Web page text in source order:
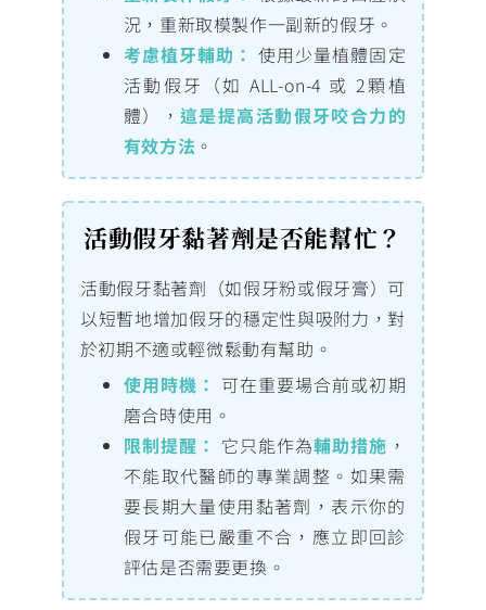
況，重新取模製作一副新的假牙。
考慮植牙輔助： 使用少量植體固定
活動假牙（如 ALL-on-4 或 2顆植
體），這是提高活動假牙咬合力的
有效方法 。
活動假牙黏著劑是否能幫忙？
活動假牙黏著劑（如假牙粉或假牙膏）可
以短暫地增加假牙的穩定性與吸附力，對
於初期不適或輕微鬆動有幫助。
使用時機： 可在重要場合前或初期
磨合時使用。
限制提醒： 它只能作為輔助措施 ，
不能取代醫師的專業調整。如果需
要長期大量使用黏著劑，表示你的
假牙可能已嚴重不合，應立即回診
評估是否需要更換。